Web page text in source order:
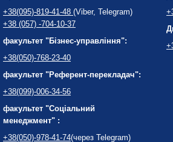
+38(095)-819-41-48 (Viber, Telegram)
+38 (057) -704-10-37
факультет "Бізнес-управління":
+38(050)-768-23-40
факультет "Референт-перекладач":
+38(099)-006-34-56
факультет "Соціальний
менеджмент" :
+38(050)-978-41-74(через Telegram)